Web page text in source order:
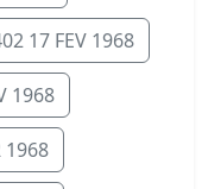
17 FEV 1968
1968
1968